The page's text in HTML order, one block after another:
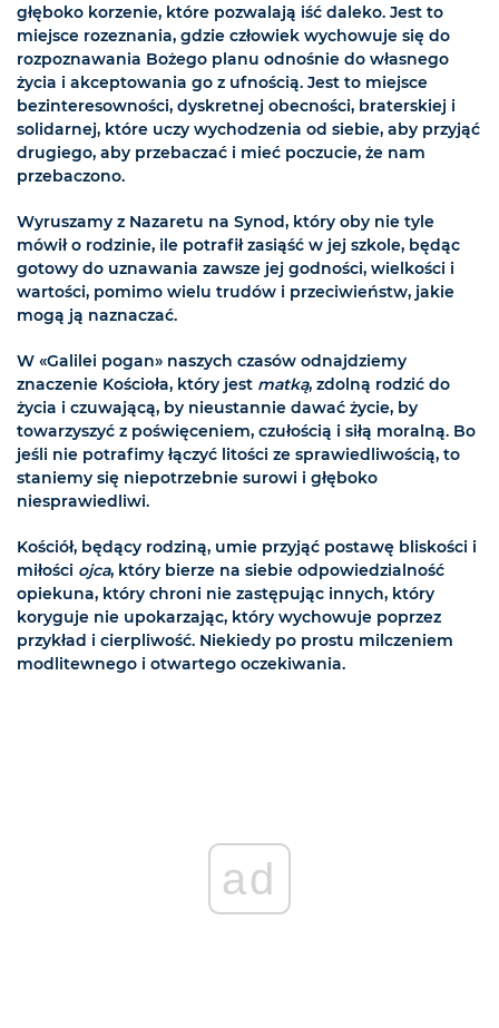
głęboko korzenie, które pozwalają iść daleko. Jest to
miejsce rozeznania, gdzie człowiek wychowuje się do
rozpoznawania Bożego planu odnośnie do własnego
życia i akceptowania go z ufnością. Jest to miejsce
bezinteresowności, dyskretnej obecności, braterskiej i
solidarnej, które uczy wychodzenia od siebie, aby przyjąć
drugiego, aby przebaczać i mieć poczucie, że nam
przebaczono.
Wyruszamy z Nazaretu na Synod, który oby nie tyle
mówił o rodzinie, ile potrafił zasiąść w jej szkole, będąc
gotowy do uznawania zawsze jej godności, wielkości i
wartości, pomimo wielu trudów i przeciwieństw, jakie
mogą ją naznaczać.
W «Galilei pogan» naszych czasów odnajdziemy
znaczenie Kościoła, który jest matką, zdolną rodzić do
życia i czuwającą, by nieustannie dawać życie, by
towarzyszyć z poświęceniem, czułością i siłą moralną. Bo
jeśli nie potrafimy łączyć litości ze sprawiedliwością, to
staniemy się niepotrzebnie surowi i głęboko
niesprawiedliwi.
Kościół, będący rodziną, umie przyjąć postawę bliskości i
miłości ojca, który bierze na siebie odpowiedzialność
opiekuna, który chroni nie zastępując innych, który
koryguje nie upokarzając, który wychowuje poprzez
przykład i cierpliwość. Niekiedy po prostu milczeniem
modlitewnego i otwartego oczekiwania.
ad